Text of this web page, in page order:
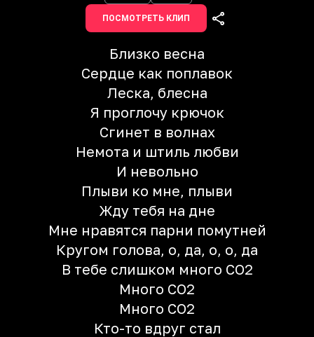
ПОСМОТРЕТЬ КЛИП
Близко весна
Сердце как поплавок
Леска, блесна
Я проглочу крючок
Сгинет в волнах
Немота и штиль любви
И невольно
Плыви ко мне, плыви
Жду тебя на дне
Мне нравятся парни помутней
Кругом голова, о, да, о, о, да
В тебе слишком много CO2
Много CO2
Много CO2
Кто-то вдруг стал